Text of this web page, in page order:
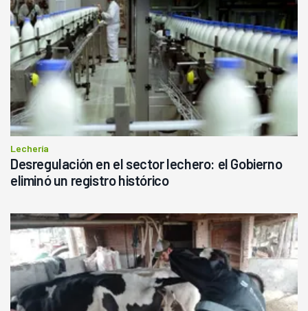
Lechería
Desregulación en el sector lechero: el Gobierno
eliminó un registro histórico